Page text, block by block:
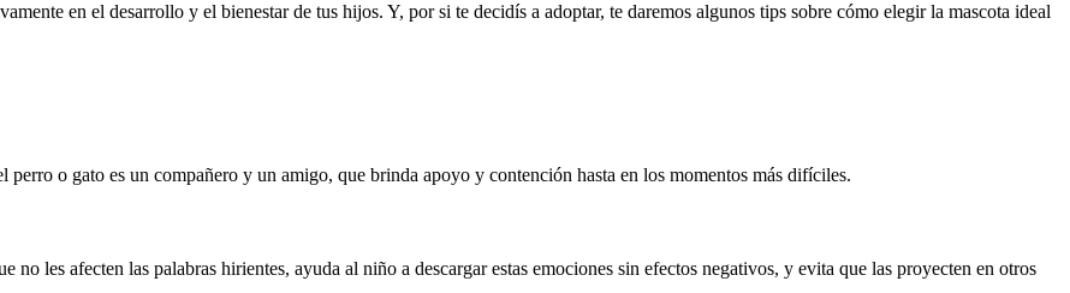
en el desarrollo y el bienestar de tus hijos. Y, por si te decidís a adoptar, te daremos algunos tips sobre cómo elegir la mascota ideal
o gato es un compañero y un amigo, que brinda apoyo y contención hasta en los momentos más difíciles.
les afecten las palabras hirientes, ayuda al niño a descargar estas emociones sin efectos negativos, y evita que las proyecten en otros